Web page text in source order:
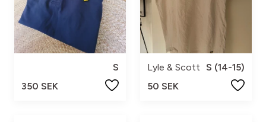
S
350 SEK
Lyle & Scott S (14-15)
50 SEK